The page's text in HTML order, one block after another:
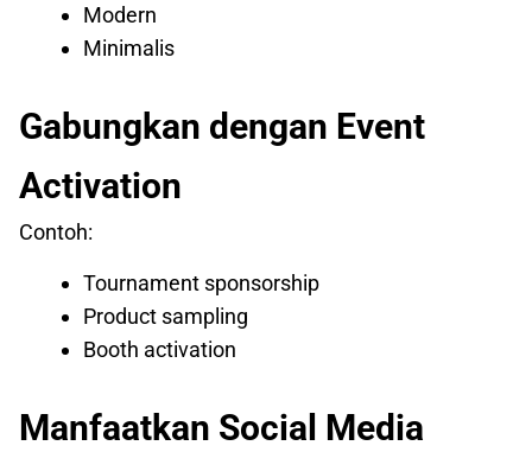
Modern
Minimalis
Gabungkan dengan Event
Activation
Contoh:
Tournament sponsorship
Product sampling
Booth activation
Manfaatkan Social Media